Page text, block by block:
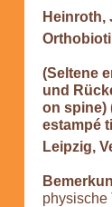
Heinroth,
(Seltene
und
on spine)
estampé
Leipzig,
physische